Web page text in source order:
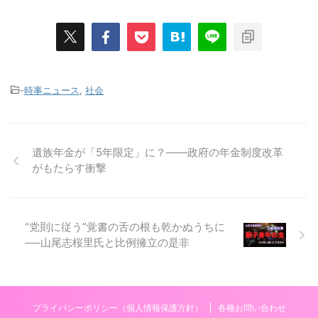
-時事ニュース 社会
遺族年金が「5年限定」に？――政府の年金制度改革
がもたらす衝撃
“党則に従う”覚書の舌の根も乾かぬうちに
──山尾志桜里氏と比例擁立の是非
プライバシーポリシー（個人情報保護方針） 各種お問い合わせ